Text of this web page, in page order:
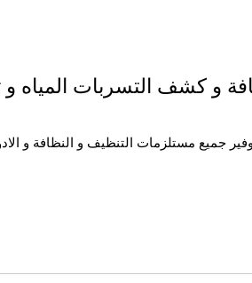
و كشف التسربات المياه
جميع مستلزمات التنظيف و النظافة و